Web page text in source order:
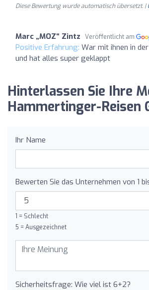
Diese Bewertung wurde automatisch übersetzt. |
Marc „MOZ“ Zintz Veröffentlicht am
Positive Erfahrung: War mit ihnen in
und hat alles super geklappt
Hinterlassen Sie Ihre
Hammertinger-Reisen
Ihr Name
Bewerten Sie das Unternehmen von 1
1 = Schlecht
5 = Ausgezeichnet
Sicherheitsfrage: Wie viel ist 6+2?